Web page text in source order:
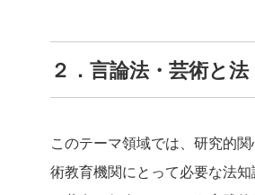
２．言論法・芸術と法
このテーマ領域では、研究的
術教育機関にとって必要な法